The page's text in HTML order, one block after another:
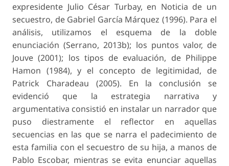
expresidente Julio César Turbay, en Noticia de un
secuestro, de Gabriel García Márquez (1996). Para el
análisis, utilizamos el esquema de la doble
enunciación (Serrano, 2013b); los puntos valor, de
Jouve (2001); los tipos de evaluación, de Philippe
Hamon (1984), y el concepto de legitimidad, de
Patrick Charadeau (2005). En la conclusión se
evidenció que la estrategia narrativa y
argumentativa consistió en instalar un narrador que
puso diestramente el reflector en aquellas
secuencias en las que se narra el padecimiento de
esta familia con el secuestro de su hija, a manos de
Pablo Escobar, mientras se evita enunciar aquellas